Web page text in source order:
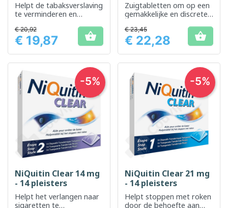
Helpt de tabaksverslaving
te verminderen en
beheersen
Prijs
€ 20,92
€ 19,87 
Zuigtabletten om op een
gemakkelijke en discrete
nicotineverslaving te
verminderen
Prijs
€ 23,45
€ 22,28 
NiQuitin Clear 14 mg
- 14 pleisters
Helpt het verlangen naar
sigaretten te
-5%
NiQuitin Clear 21 mg
- 14 pleisters
Helpt stoppen met roken
door de behoefte aan
-5%